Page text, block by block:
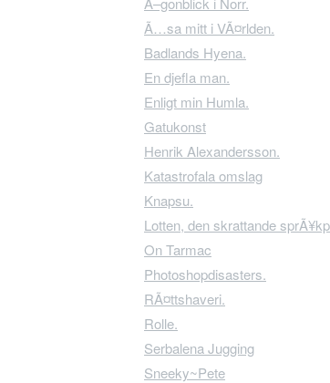
Ã…sa mitt i VÃ¤rlden.
Badlands Hyena.
En djefla man.
Enligt min Humla.
Gatukonst
Henrik Alexandersson.
Katastrofala omslag
Knapsu.
Lotten, den skrattande
On Tarmac
Photoshopdisasters.
RÃ¤ttshaveri.
Rolle.
Serbalena Jugging
Sneeky~Pete